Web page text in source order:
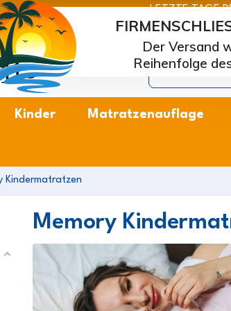
LETZTE TAGE
Marcapiuma| Hersteller
Kinder Matratzenauflage
Kindermatratzen
Memory
Der Versand
Reihenfolge